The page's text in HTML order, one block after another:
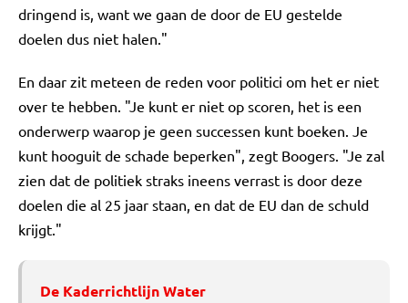
dringend is, want we gaan de door de EU gestelde
doelen dus niet halen."
En daar zit meteen de reden voor politici om het er niet
over te hebben. "Je kunt er niet op scoren, het is een
onderwerp waarop je geen successen kunt boeken. Je
kunt hooguit de schade beperken", zegt Boogers. "Je zal
zien dat de politiek straks ineens verrast is door deze
doelen die al 25 jaar staan, en dat de EU dan de schuld
krijgt."
De Kaderrichtlijn Water